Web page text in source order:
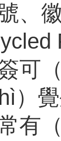
、
可
）
有